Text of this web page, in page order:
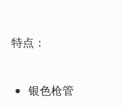
特点：
银色枪管